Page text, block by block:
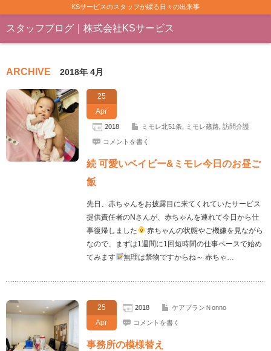
KSサービスのスタッフが綴る日々の出来事
スタッフブログ｜株式会社KSサービス
ARCHIVE 2018年 4月
25
Apr
2018 ミモレ北51条, ミモレ篠路 訪問介護
コメントを書く
続 可愛いベイビー&ミモレ今日のお昼ご
飯
先日、赤ちゃんをお披露目に来てくれていたサービス
提供責任者のNさんが、赤ちゃんを連れて今日から仕
事復帰しました
赤ちゃんの状態やご機嫌を見ながら
なので、まずは1週間に1回短時間の仕事ペースで始め
てみます
無理は禁物ですからね～ 赤ちゃ…
25
Apr
2018 ケアプランＮonno
コメントを書く
事務所の模様替え